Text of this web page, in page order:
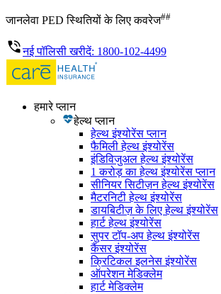
जानलेवा PED स्थितियों के लिए कवरेज##
नई पॉलिसी खरीदें: 1800-102-4499
हमारे प्लान
हेल्थ प्लान
हेल्थ इंश्योरेंस प्लान
फैमिली हेल्थ इंश्योरेंस
इंडिविजुअल हेल्थ इंश्योरेंस
1 करोड़ का हेल्थ इंश्योरेंस प्लान
सीनियर सिटीज़न हेल्थ इंश्योरेंस
मैटरनिटी हेल्थ इंश्योरेंस
डायबिटीज़ के लिए हेल्थ इंश्योरेंस
हार्ट हेल्थ इंश्योरेंस
सुपर टॉप-अप हेल्थ इंश्योरेंस
कैंसर इंश्योरेंस
क्रिटिकल इलनेस इंश्योरेंस
ऑपरेशन मेडिक्लेम
हार्ट मेडिक्लेम